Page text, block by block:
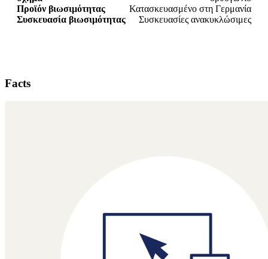
Προϊόν βιωσιμότητας
Κατασκευασμένο στη Γερμανία
Συσκευασία βιωσιμότητας
Συσκευασίες ανακυκλώσιμες
Facts